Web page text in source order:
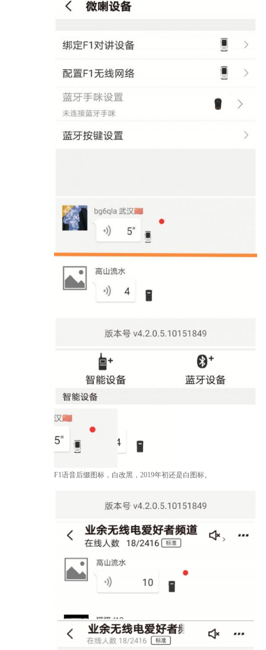
F1语音后缀图标，白改黑，2019年初还是白图标。